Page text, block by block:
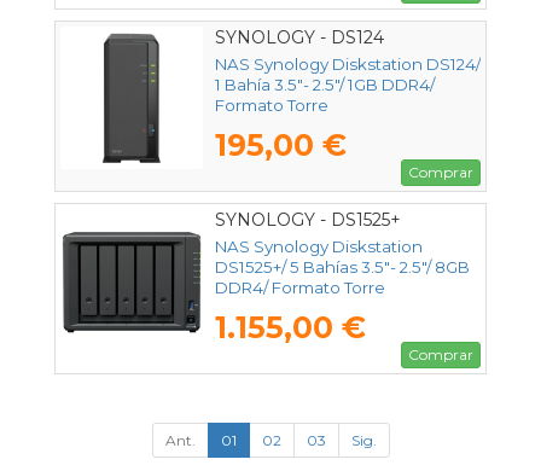
SYNOLOGY - DS124
NAS Synology Diskstation DS124/
1 Bahía 3.5"- 2.5"/ 1GB DDR4/
Formato Torre
195,00 €
Comprar
SYNOLOGY - DS1525+
NAS Synology Diskstation
DS1525+/ 5 Bahías 3.5"- 2.5"/ 8GB
DDR4/ Formato Torre
1.155,00 €
Comprar
Ant. 01 02 03 Sig.